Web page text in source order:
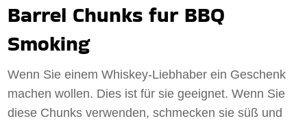
Barrel Chunks fur BBQ
Smoking
Wenn Sie einem Whiskey-Liebhaber ein Geschenk
machen wollen. Dies ist für sie geeignet. Wenn Sie
diese Chunks verwenden, schmecken sie süß und